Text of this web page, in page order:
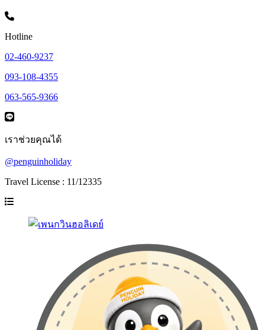
Hotline
02-460-9237
093-108-4355
063-565-9366
เราช่วยคุณได้
@penguinholiday
Travel License : 11/12335